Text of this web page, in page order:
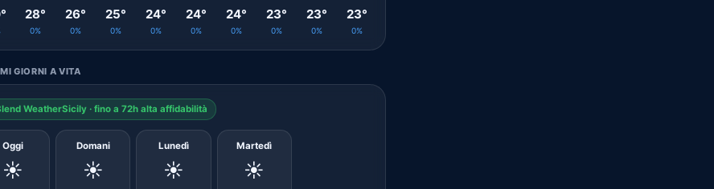
28°
0%
26°
0%
25°
0%
24°
0%
24°
0%
24°
0%
23°
0%
23°
0%
23°
0%
GIORNI A VITA
WeatherSicily · fino a 72h alta affidabilità
Oggi
☀️
Domani
☀️
Lunedì
☀️
Martedì
☀️